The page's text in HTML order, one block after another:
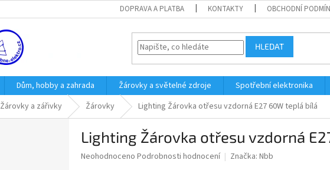
DOPRAVA A PLATBA KONTAKTY OBCHODNÍ
HLEDAT
Dům, hobby a zahrada Žárovky a světelné zdroje Spotřební elektronika
Žárovky a zářivky Žárovky Lighting Žárovka otřesu vzdorná E27 60W teplá bílá
Lighting Žárovka otřesu vzdorná
Průměrné
Neohodnoceno Podrobnosti hodnocení Značka: Nbb